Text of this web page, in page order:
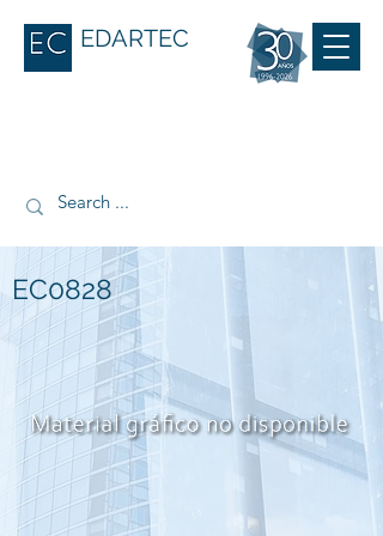
EDARTEC
EC0828